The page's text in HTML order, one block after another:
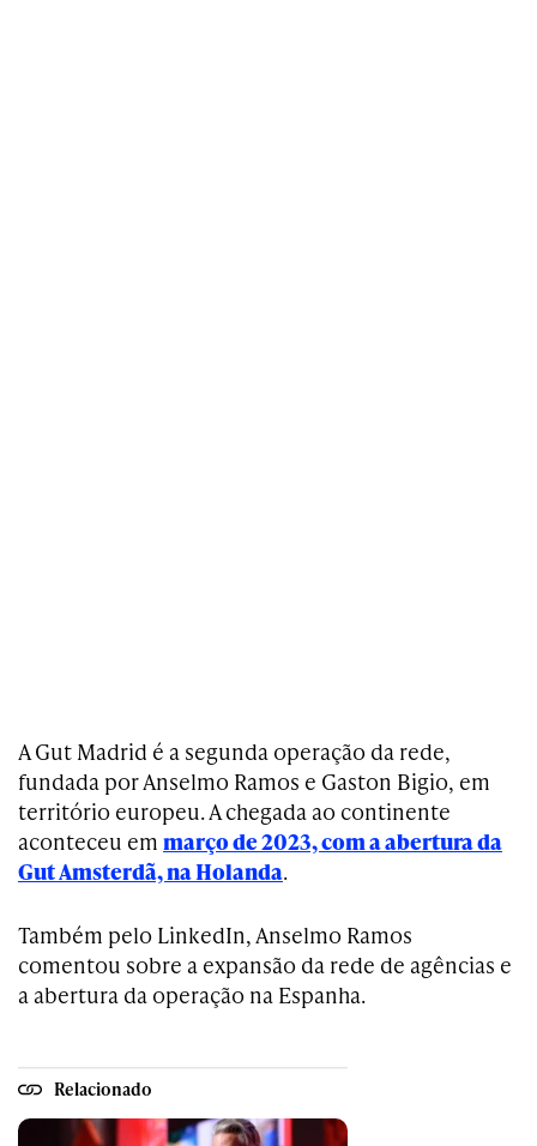
A Gut Madrid é a segunda operação da rede,
fundada por Anselmo Ramos e Gaston Bigio, em
território europeu. A chegada ao continente
aconteceu em março de 2023, com a abertura da
Gut Amsterdã, na Holanda.
Também pelo LinkedIn, Anselmo Ramos
comentou sobre a expansão da rede de agências e
a abertura da operação na Espanha.
Relacionado